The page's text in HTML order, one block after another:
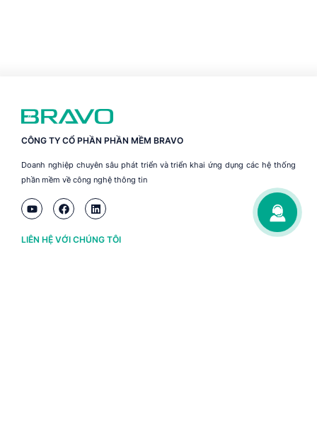
CÔNG TY CỔ PHẦN PHẦN MỀM BRAVO
Doanh nghiệp chuyên sâu phát triển và triển khai ứng dụng các hệ thống
phần mềm về công nghệ thông tin
LIÊN HỆ VỚI CHÚNG TÔI